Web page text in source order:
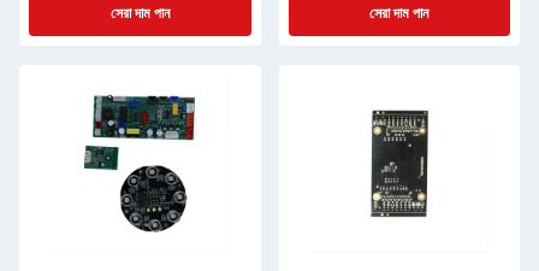
সেরা দাম পান সেরা দাম পান